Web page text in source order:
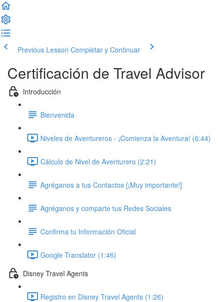
Previous Lesson Completar y Continuar
Certificación de Travel Advisor
Introducción
Bienvenida
Niveles de Aventureros - ¡Comienza la Aventura! (6:44)
Cálculo de Nivel de Aventurero (2:21)
Agréganos a tus Contactos [¡Muy importante!]
Agréganos y comparte tus Redes Sociales
Confirma tu Información Oficial
Google Translator (1:46)
Disney Travel Agents
Registro en Disney Travel Agents (1:26)